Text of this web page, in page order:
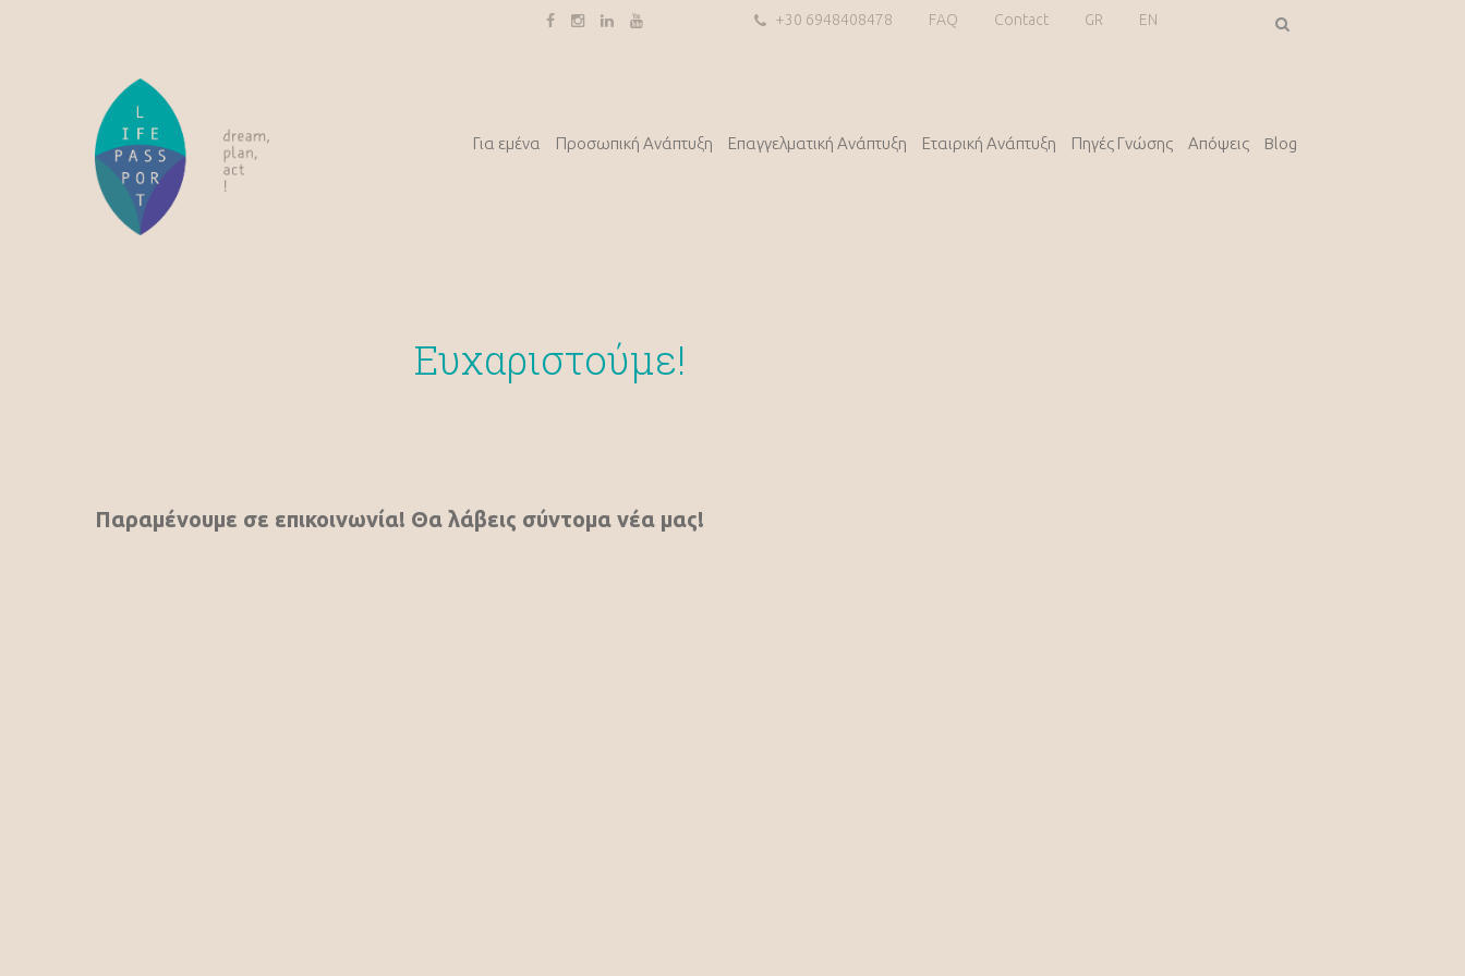
EN
GR
Contact
FAQ
+30 6948408478
Για εμένα Προσωπική Ανάπτυξη Επαγγελματική Ανάπτυξη Εταιρική Ανάπτυξη Πηγές Γνώσης Απόψεις Blog
Ευχαριστούμε!
Παραμένουμε σε επικοινωνία! Θα λάβεις σύντομα νέα μας!